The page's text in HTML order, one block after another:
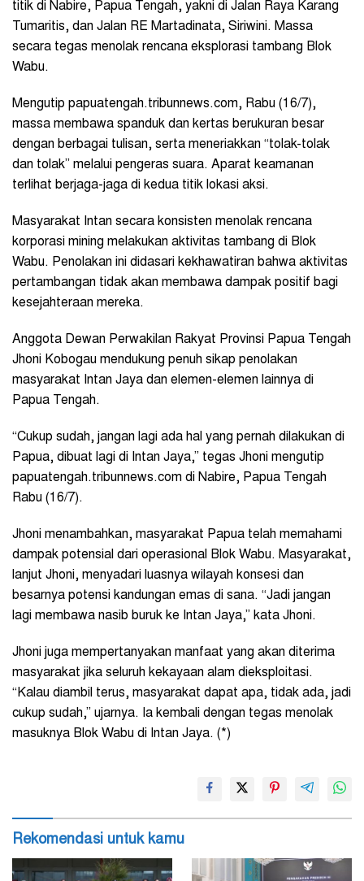
titik di Nabire, Papua Tengah, yakni di Jalan Raya Karang
Tumaritis, dan Jalan RE Martadinata, Siriwini. Massa
secara tegas menolak rencana eksplorasi tambang Blok
Wabu.
Mengutip papuatengah.tribunnews.com, Rabu (16/7),
massa membawa spanduk dan kertas berukuran besar
dengan berbagai tulisan, serta meneriakkan “tolak-tolak
dan tolak” melalui pengeras suara. Aparat keamanan
terlihat berjaga-jaga di kedua titik lokasi aksi.
Masyarakat Intan secara konsisten menolak rencana
korporasi mining melakukan aktivitas tambang di Blok
Wabu. Penolakan ini didasari kekhawatiran bahwa aktivitas
pertambangan tidak akan membawa dampak positif bagi
kesejahteraan mereka.
Anggota Dewan Perwakilan Rakyat Provinsi Papua Tengah
Jhoni Kobogau mendukung penuh sikap penolakan
masyarakat Intan Jaya dan elemen-elemen lainnya di
Papua Tengah.
“Cukup sudah, jangan lagi ada hal yang pernah dilakukan di
Papua, dibuat lagi di Intan Jaya,” tegas Jhoni mengutip
papuatengah.tribunnews.com di Nabire, Papua Tengah
Rabu (16/7).
Jhoni menambahkan, masyarakat Papua telah memahami
dampak potensial dari operasional Blok Wabu. Masyarakat,
lanjut Jhoni, menyadari luasnya wilayah konsesi dan
besarnya potensi kandungan emas di sana. “Jadi jangan
lagi membawa nasib buruk ke Intan Jaya,” kata Jhoni.
Jhoni juga mempertanyakan manfaat yang akan diterima
masyarakat jika seluruh kekayaan alam dieksploitasi.
“Kalau diambil terus, masyarakat dapat apa, tidak ada, jadi
cukup sudah,” ujarnya. Ia kembali dengan tegas menolak
masuknya Blok Wabu di Intan Jaya. (*)
Rekomendasi untuk kamu